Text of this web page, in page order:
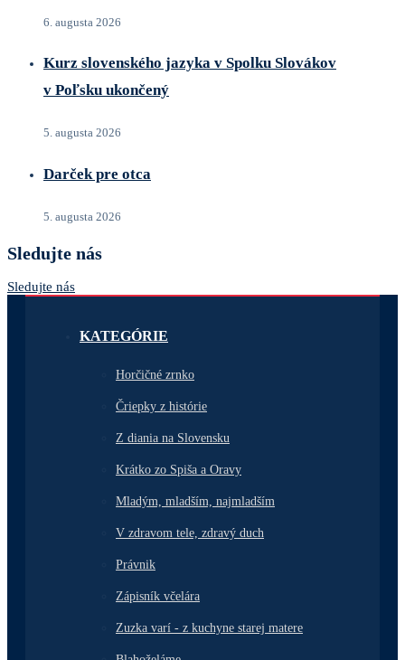
6. augusta 2026
Kurz slovenského jazyka v Spolku Slovákov
v Poľsku ukončený
5. augusta 2026
Darček pre otca
5. augusta 2026
Sledujte nás
Sledujte nás
KATEGÓRIE
Horčičné zrnko
Čriepky z histórie
Z diania na Slovensku
Krátko zo Spiša a Oravy
Mladým, mladším, najmladším
V zdravom tele, zdravý duch
Právnik
Zápisník včelára
Zuzka varí - z kuchyne starej matere